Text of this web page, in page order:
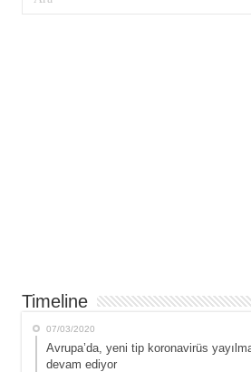
Timeline
07/03/2020
Avrupa’da, yeni tip koronavirüs
devam ediyor